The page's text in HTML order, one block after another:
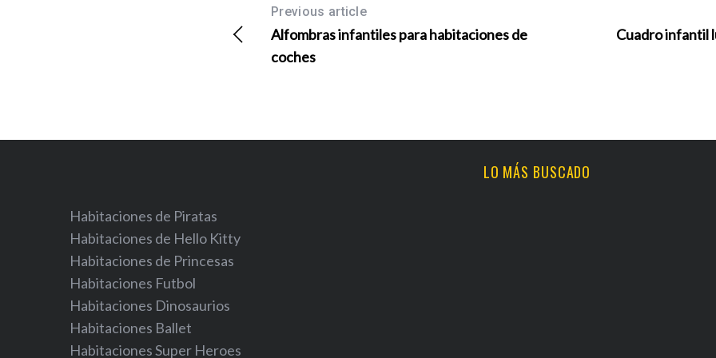
Previous article
Alfombras infantiles para habitaciones de
coches
Cuadro infantil
LO MÁS BUSCADO
Habitaciones de Piratas
Habitaciones de Hello Kitty
Habitaciones de Princesas
Habitaciones Futbol
Habitaciones Dinosaurios
Habitaciones Ballet
Habitaciones Super Heroes